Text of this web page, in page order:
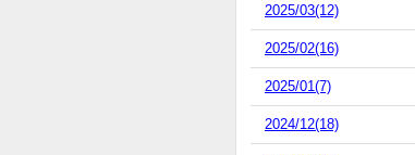
2025/03(12)
2025/02(16)
2025/01(7)
2024/12(18)